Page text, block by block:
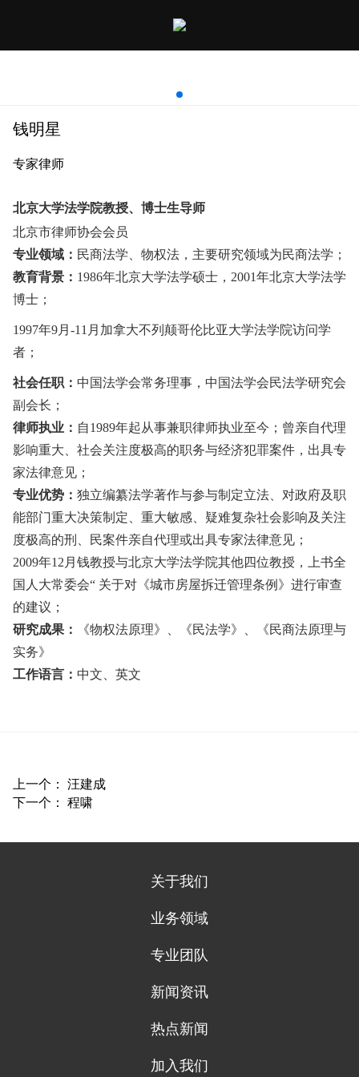
钱明星
专家律师
北京大学法学院教授、博士生导师
北京市律师协会会员
专业领域： 民商法学、物权法，主要研究领域为民商法学；
教育背景： 1986年北京大学法学硕士，2001年北京大学法学
博士；
1997年9月-11月加拿大不列颠哥伦比亚大学法学院访问学
者；
社会任职： 中国法学会常务理事，中国法学会民法学研究会
副会长；
律师执业： 自1989年起从事兼职律师执业至今；曾亲自代理
影响重大、社会关注度极高的职务与经济犯罪案件，出具专
家法律意见；
专业优势： 独立编纂法学著作与参与制定立法、对政府及职
能部门重大决策制定、重大敏感、疑难复杂社会影响及关注
度极高的刑、民案件亲自代理或出具专家法律意见；
2009年12月钱教授与北京大学法学院其他四位教授，上书全
国人大常委会“ 关于对《城市房屋拆迁管理条例》进行审查
的建议；
研究成果：
《物权法原理》、《民法学》、《民商法原理与
实务》
工作语言： 中文、英文
上一个： 汪建成
下一个： 程啸
关于我们
业务领域
专业团队
新闻资讯
热点新闻
加入我们